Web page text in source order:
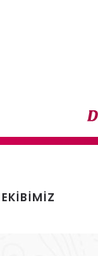
EKIBIMIZ